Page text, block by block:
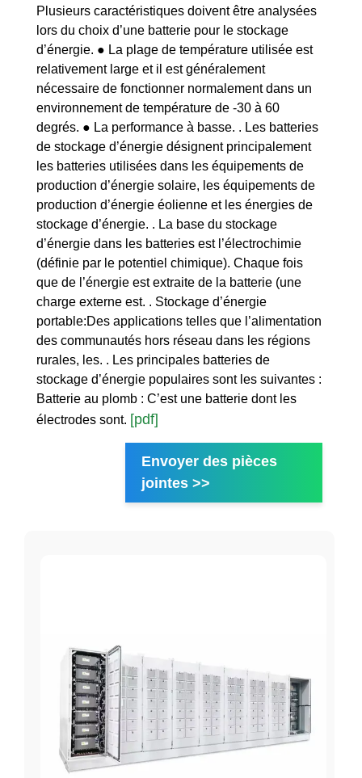
Plusieurs caractéristiques doivent être analysées
lors du choix d’une batterie pour le stockage
d’énergie. ● La plage de température utilisée est
relativement large et il est généralement
nécessaire de fonctionner normalement dans un
environnement de température de -30 à 60
degrés. ● La performance à basse. . Les batteries
de stockage d’énergie désignent principalement
les batteries utilisées dans les équipements de
production d’énergie solaire, les équipements de
production d’énergie éolienne et les énergies de
stockage d’énergie. . La base du stockage
d’énergie dans les batteries est l’électrochimie
(définie par le potentiel chimique). Chaque fois
que de l’énergie est extraite de la batterie (une
charge externe est. . Stockage d’énergie
portable:Des applications telles que l’alimentation
des communautés hors réseau dans les régions
rurales, les. . Les principales batteries de
stockage d’énergie populaires sont les suivantes :
Batterie au plomb : C’est une batterie dont les
électrodes sont. [pdf]
Envoyer des pièces
jointes >>